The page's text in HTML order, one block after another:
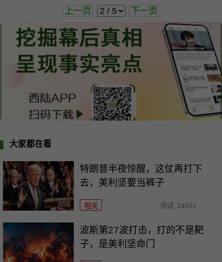
上一页 下一页
大家都在看
特朗普半夜惊醒，这仗再打下
去，美利坚要当裤子
相关 阅读 24691
波斯第27波打击，打的不是靶
子，是美利坚命门